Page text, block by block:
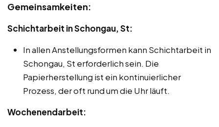
Gemeinsamkeiten:
Schichtarbeit in Schongau, St:
In allen Anstellungsformen kann Schichtarbeit in
Schongau, St erforderlich sein. Die
Papierherstellung ist ein kontinuierlicher
Prozess, der oft rund um die Uhr läuft.
Wochenendarbeit: